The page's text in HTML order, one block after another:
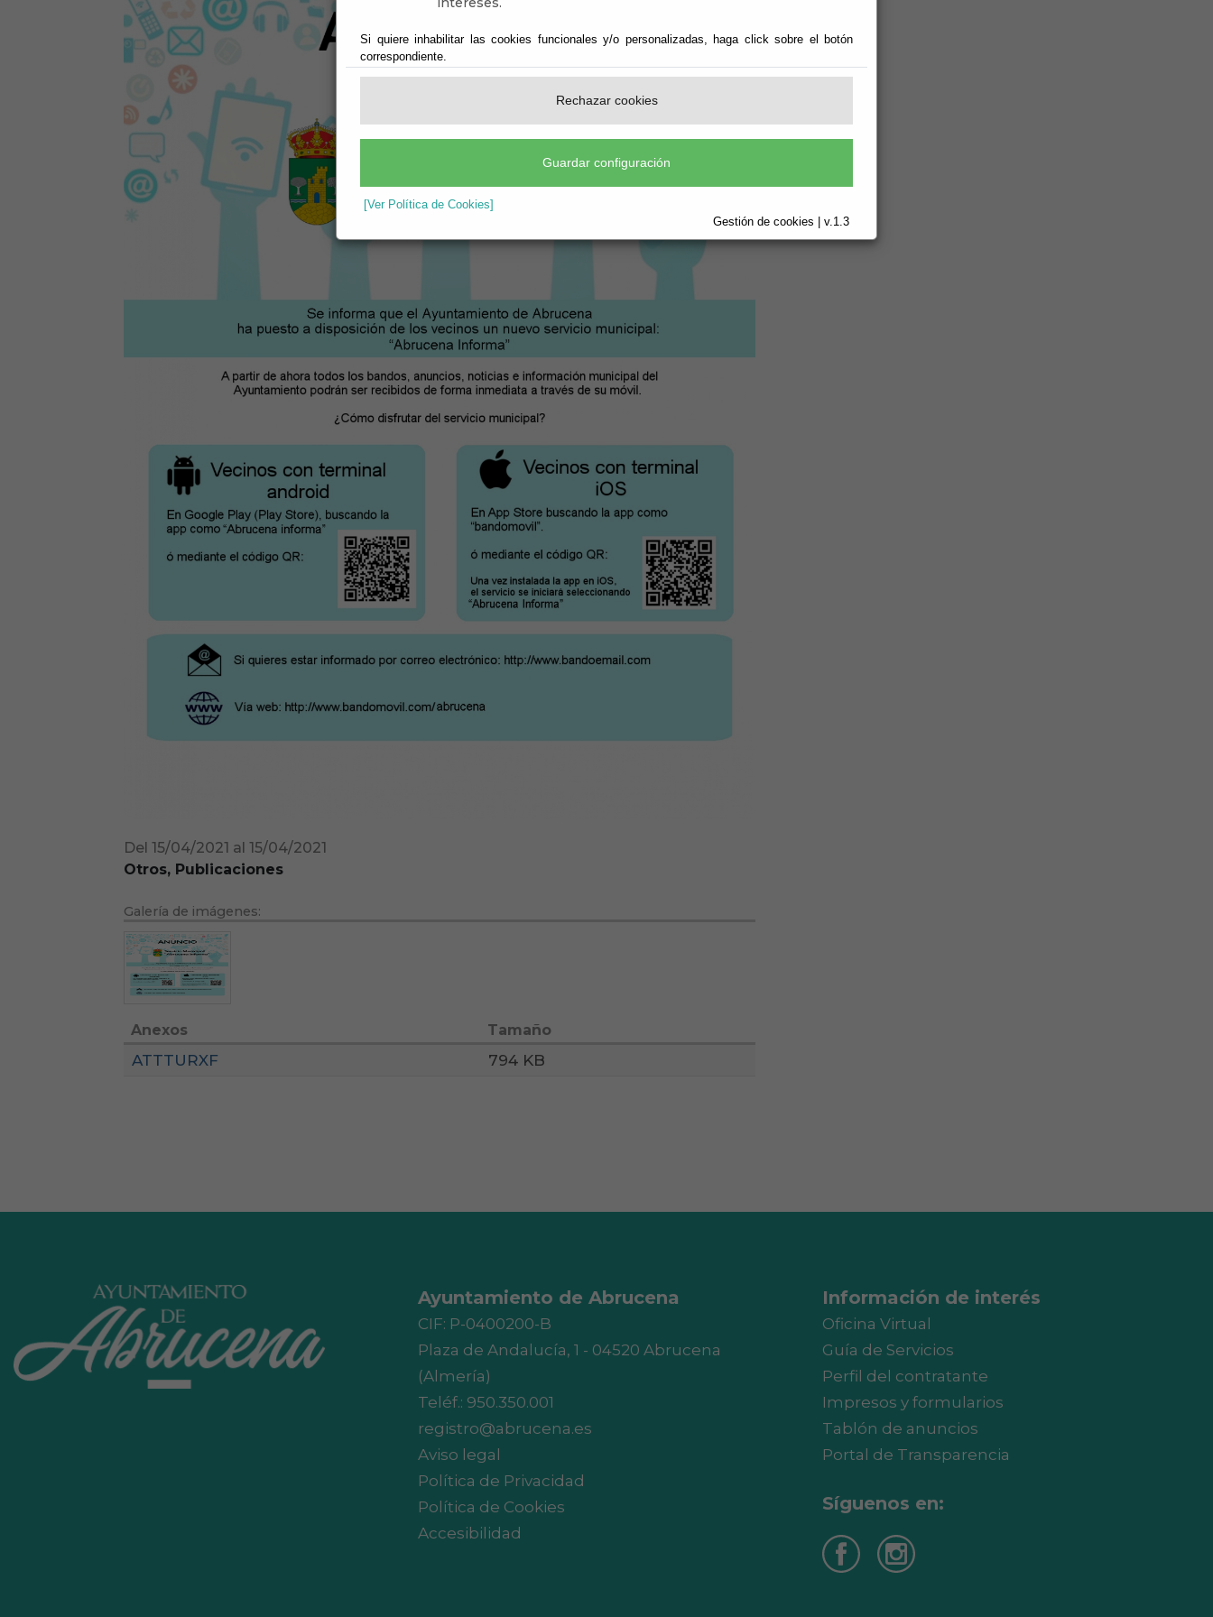
Si quiere inhabilitar las cookies funcionales y/o personalizadas, haga click sobre el botón
correspondiente.
Rechazar cookies
Guardar configuración
[Ver Política de Cookies]
Gestión de cookies | v.1.3
Del 15/04/2021 al 15/04/2021
Otros, Publicaciones
Galería de imágenes:
Anexos Tamaño
ATTTURXF 794 KB
Ayuntamiento de Abrucena
CIF: P-0400200-B
Plaza de Andalucía, 1 - 04520 Abrucena
(Almería)
Teléf.: 950.350.001
registro@abrucena.es
Aviso legal
Política de Privacidad
Política de Cookies
Accesibilidad
Información de interés
Oficina Virtual
Guía de Servicios
Perfil del contratante
Impresos y formularios
Tablón de anuncios
Portal de Transparencia
Síguenos en: